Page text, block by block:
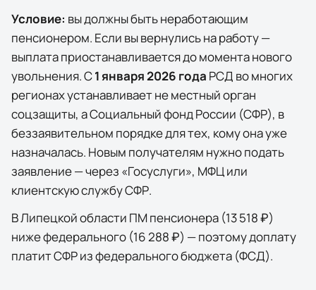
Условие: вы должны быть неработающим
пенсионером. Если вы вернулись на работу —
выплата приостанавливается до момента нового
увольнения. С1 января 2026 года РСД во многих
регионах устанавливает не местный орган
соцзащиты, а Социальный фонд России (СФР), в
беззаявительном порядке для тех, кому она уже
назначалась. Новым получателям нужно подать
заявление — через «Госуслуги», МФЦ или
клиентскую службу СФР.
ВЛипецкой области ПМ пенсионера (13 518 ₽)
ниже федерального (16 288 ₽) — поэтому доплату
платит СФР из федерального бюджета (ФСД).